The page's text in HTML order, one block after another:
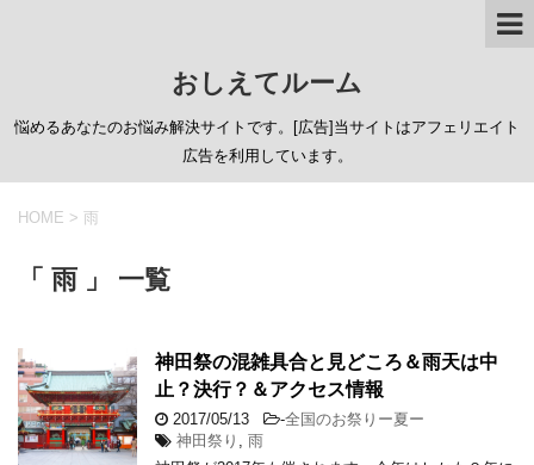
おしえてルーム
悩めるあなたのお悩み解決サイトです。[広告]当サイトはアフェリエイト
広告を利用しています。
HOME > 雨
「 雨 」 一覧
神田祭の混雑具合と見どころ＆雨天は中
止？決行？＆アクセス情報
2017/05/13 -全国のお祭りー夏ー
神田祭り
雨